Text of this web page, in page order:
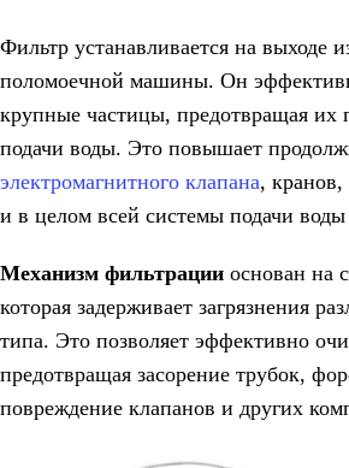
Фильтр устанавливается на выходе
поломоечной машины. Он
крупные частицы, предотвращая их
подачи воды. Это повышает
электромагнитного клапана,
и в целом всей системы подачи
Механизм фильтрации основан на
которая задерживает загрязнения
типа. Это позволяет эффективно
предотвращая засорение трубок,
повреждение клапанов и других